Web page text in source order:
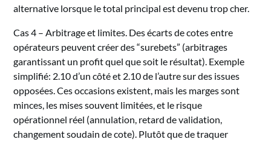
alternative lorsque le total principal est devenu trop cher.
Cas 4 – Arbitrage et limites. Des écarts de cotes entre
opérateurs peuvent créer des “surebets” (arbitrages
garantissant un profit quel que soit le résultat). Exemple
simplifié: 2.10 d’un côté et 2.10 de l’autre sur des issues
opposées. Ces occasions existent, mais les marges sont
minces, les mises souvent limitées, et le risque
opérationnel réel (annulation, retard de validation,
changement soudain de cote). Plutôt que de traquer